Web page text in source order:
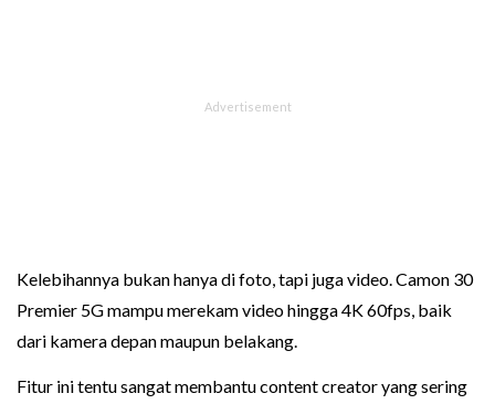
Kelebihannya bukan hanya di foto, tapi juga video. Camon 30
Premier 5G mampu merekam video hingga 4K 60fps, baik
dari kamera depan maupun belakang.
Fitur ini tentu sangat membantu content creator yang sering